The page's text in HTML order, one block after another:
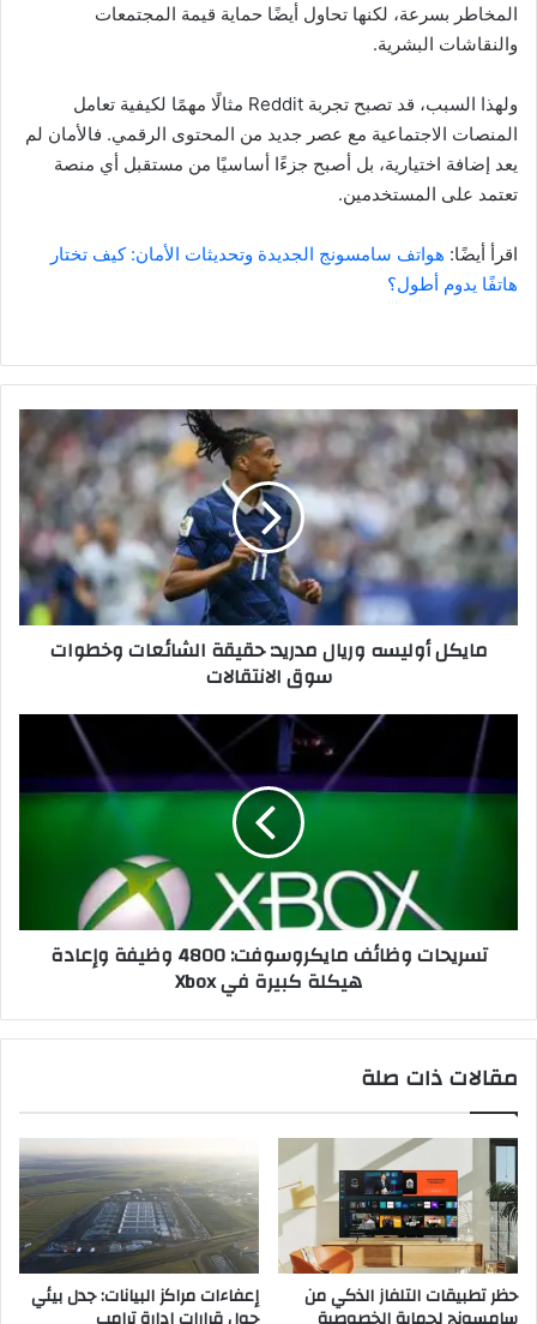
المخاطر بسرعة، لكنها تحاول أيضًا حماية قيمة المجتمعات
والنقاشات البشرية.
ولهذا السبب، قد تصبح تجربة Reddit مثالًا مهمًا لكيفية تعامل
المنصات الاجتماعية مع عصر جديد من المحتوى الرقمي. فالأمان لم
يعد إضافة اختيارية، بل أصبح جزءًا أساسيًا من مستقبل أي منصة
تعتمد على المستخدمين.
اقرأ أيضًا: هواتف سامسونج الجديدة وتحديثات الأمان: كيف تختار
هاتفًا يدوم أطول؟
مايكل
وريال
مدريد:
حقيقة
الشائعات
وخطوات
الانتقالات
مايكل أوليسه وريال مدريد: حقيقة الشائعات وخطوات
سوق الانتقالات
تسريحات
وظائف
مايكروسوفت:
4800
في
Xbox
تسريحات وظائف مايكروسوفت: 4800 وظيفة وإعادة
هيكلة كبيرة في Xbox
مقالات ذات صلة
حظر تطبيقات التلفاز الذكي من إعفاءات مراكز البيانات: جدل بيئي